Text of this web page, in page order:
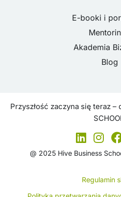
E-booki i
Akademia
Blog
Przyszłość zaczyna się teraz –
@ 2025 Hive Business
Regulamin